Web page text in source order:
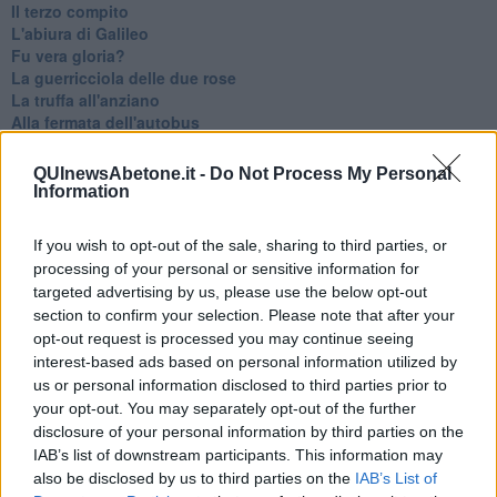
QUInewsAbetone.it - Do Not Process My Personal
Information
If you wish to opt-out of the sale, sharing to third parties, or
processing of your personal or sensitive information for
targeted advertising by us, please use the below opt-out
section to confirm your selection. Please note that after your
opt-out request is processed you may continue seeing
interest-based ads based on personal information utilized by
us or personal information disclosed to third parties prior to
your opt-out. You may separately opt-out of the further
disclosure of your personal information by third parties on the
IAB’s list of downstream participants. This information may
also be disclosed by us to third parties on the IAB’s List of
Il terzo compito
L'abiura di Galileo
Fu vera gloria?
La guerricciola delle due rose
La truffa all'anziano
Alla fermata dell'autobus
Diseducazione televisiva e inerzia della politica
Foto storica
Teste calde
Non avere e non essere
Armiamoci e... avviatevi
Da Capodanno a Carnevale
Schizzi di fango
Sor-riso amaro
Fine anno al ristorante
La festa di Capodanno
Natale 2024
Re e regnanti
A noi interessa il dito non la luna